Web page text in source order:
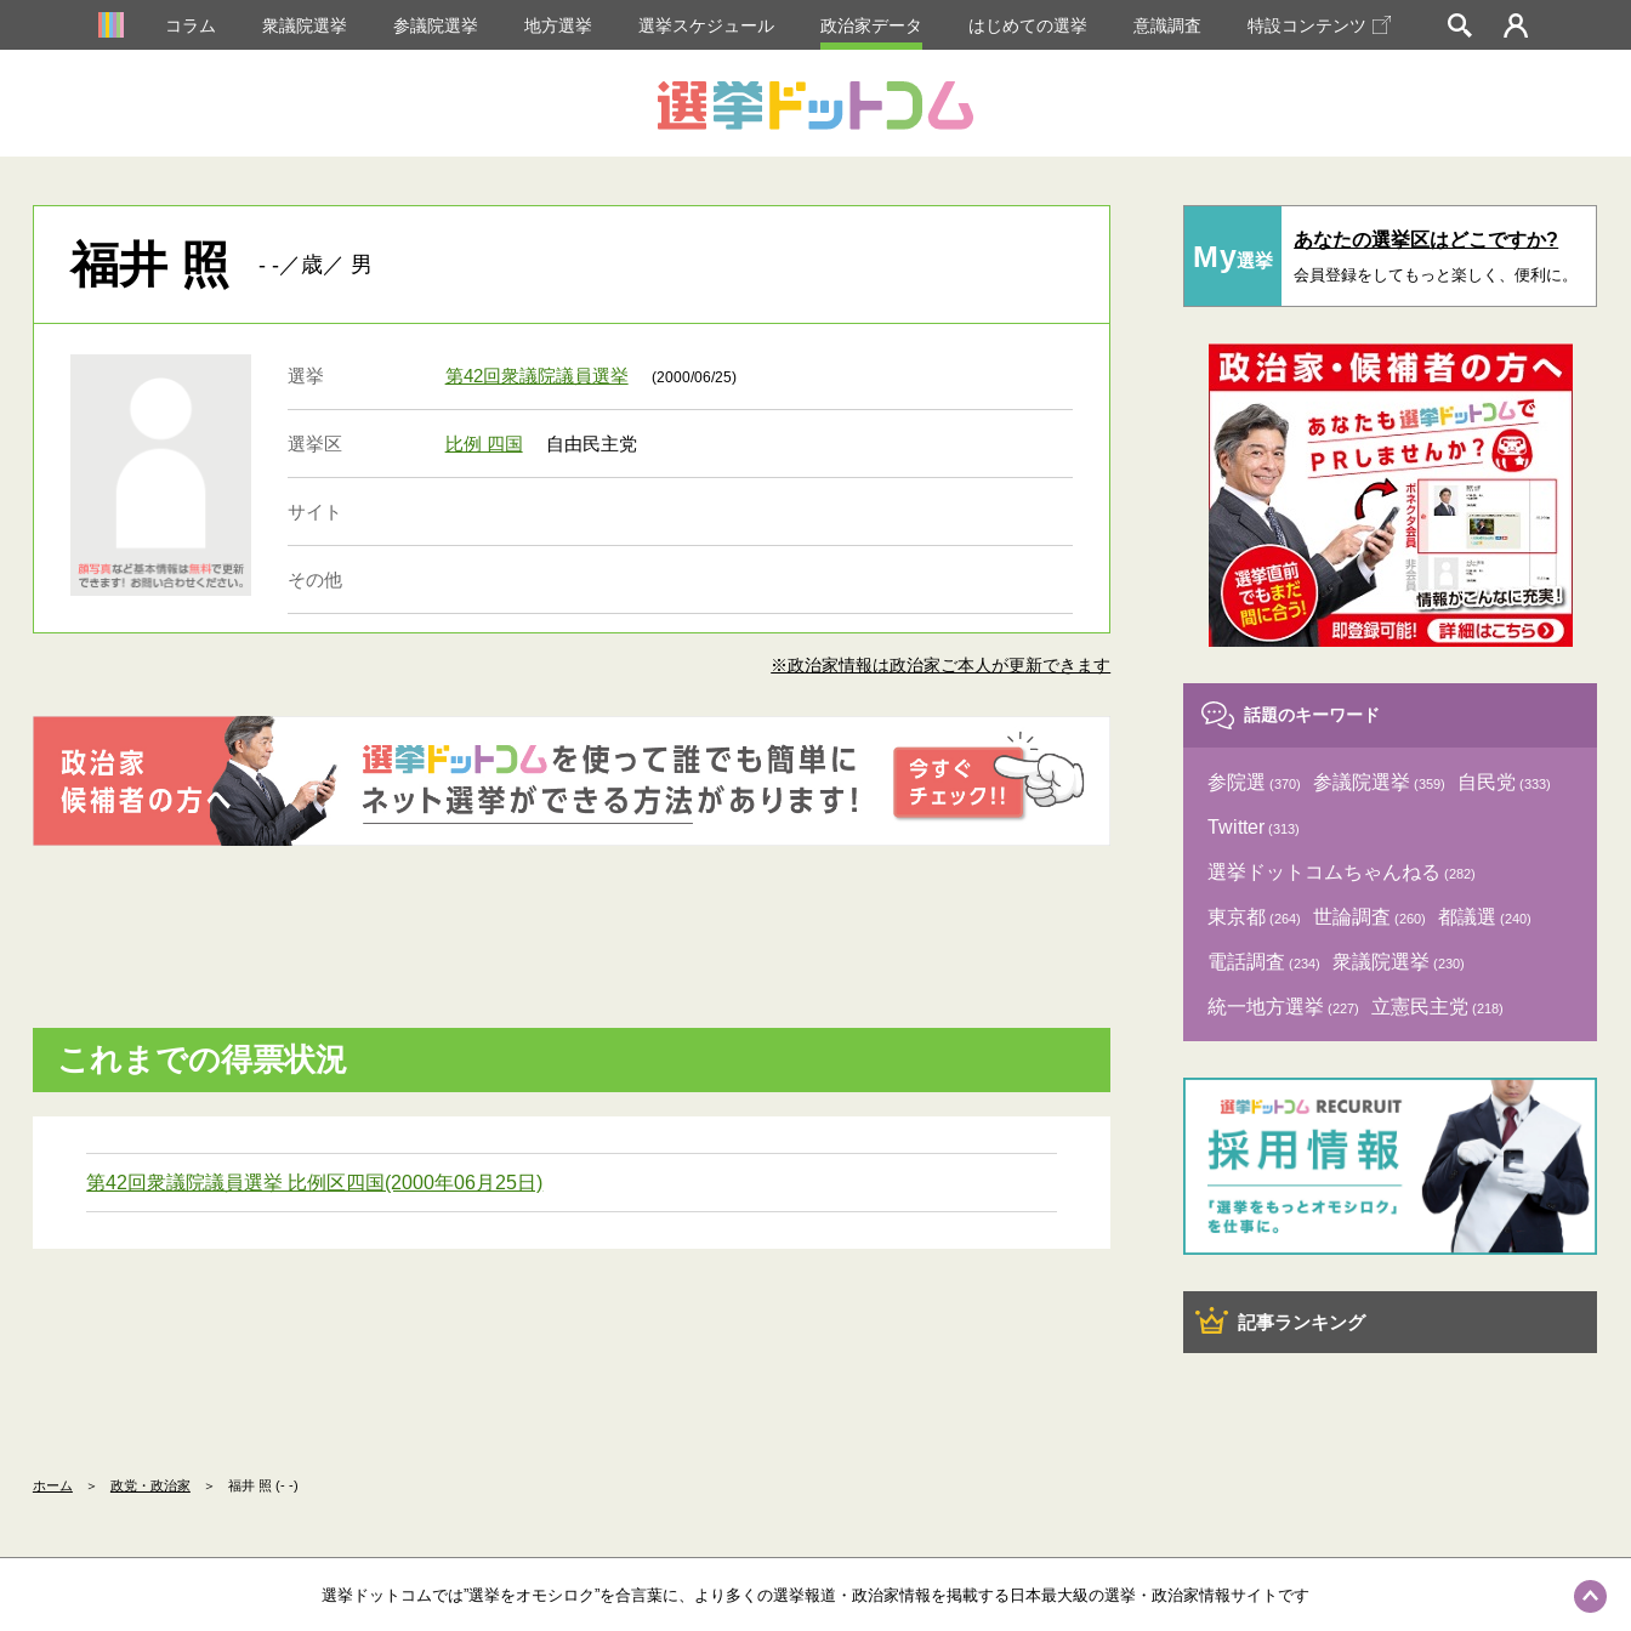
コラム 衆議院選挙 参議院選挙 地方選挙 選挙スケジュール 政治家データ はじめての選挙 意識調査 特設コンテンツ
福井 照 - -／歳／ 男
選挙 第42回衆議院議員選挙 (2000/06/25)
選挙区 比例 四国 自由民主党
サイト
その他
※政治家情報は政治家ご本人が更新できます
これまでの得票状況
第42回衆議院議員選挙 比例区四国(2000年06月25日)
My選挙
あなたの選挙区はどこですか?
会員登録をしてもっと楽しく、便利に。
話題のキーワード
参院選 (370) 参議院選挙 (359) 自民党 (333)
Twitter (313)
選挙ドットコムちゃんねる (282)
東京都 (264) 世論調査 (260) 都議選 (240)
電話調査 (234) 衆議院選挙 (230)
統一地方選挙 (227) 立憲民主党 (218)
記事ランキング
ホーム ＞ 政党・政治家 ＞ 福井 照 (- -)
選挙ドットコムでは”選挙をオモシロク”を合言葉に、より多くの選挙報道・政治家情報を掲載する日本最大級の選挙・政治家情報サイトです